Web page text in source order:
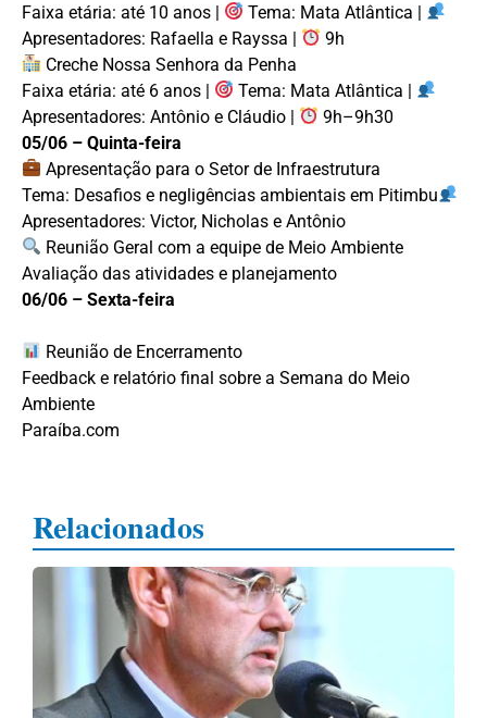
Faixa etária: até 10 anos |
Tema: Mata Atlântica |
Apresentadores: Rafaella e Rayssa |
9h
Creche Nossa Senhora da Penha
Faixa etária: até 6 anos |
Tema: Mata Atlântica |
Apresentadores: Antônio e Cláudio |
9h–9h30
05/06 – Quinta-feira
Apresentação para o Setor de Infraestrutura
Tema: Desafios e negligências ambientais em Pitimbu
Apresentadores: Victor, Nicholas e Antônio
Reunião Geral com a equipe de Meio Ambiente
Avaliação das atividades e planejamento
06/06 – Sexta-feira
Reunião de Encerramento
Feedback e relatório final sobre a Semana do Meio
Ambiente
Paraíba.com
Relacionados